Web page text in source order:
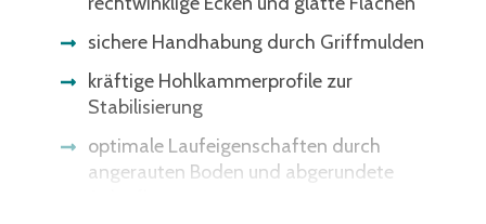
sichere Handhabung durch Griffmulden
kräftige Hohlkammerprofile zur
Stabilisierung
optimale Laufeigenschaften durch
angerauten Boden und abgerundete